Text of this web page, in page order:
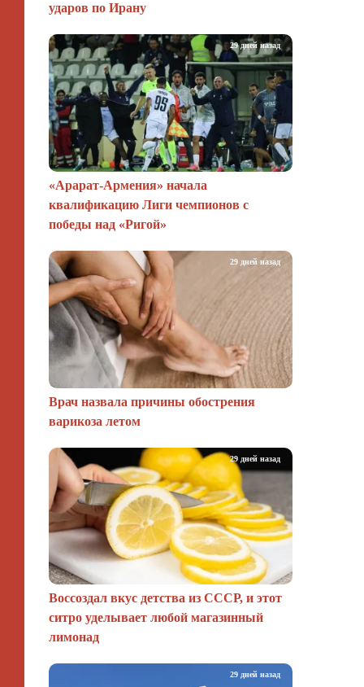
ударов по Ирану
«Арарат‑Армения» начала
квалификацию Лиги чемпионов с
победы над «Ригой»
29 дней назад
Врач назвала причины обострения
варикоза летом
29 дней назад
Воссоздал вкус детства из СССР, и этот
ситро уделывает любой магазинный
лимонад
29 дней назад
29 дней назад